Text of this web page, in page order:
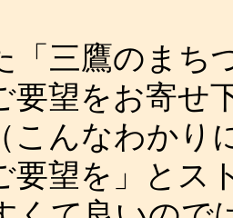
三鷹のまち
要望をお寄せ
こんなわかり
要望を」とス